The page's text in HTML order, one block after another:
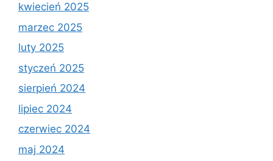
kwiecień 2025
marzec 2025
luty 2025
styczeń 2025
sierpień 2024
lipiec 2024
czerwiec 2024
maj 2024